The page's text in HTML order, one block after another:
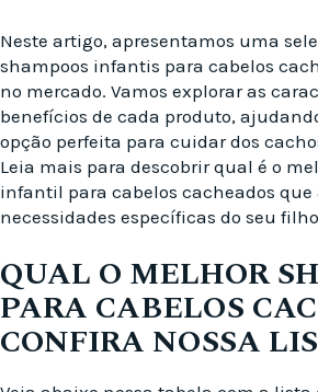
Neste artigo, apresentamos uma
shampoos infantis para cabelos
no mercado. Vamos explorar as
benefícios de cada produto,
opção perfeita para cuidar dos
Leia mais para descobrir qual é o
infantil para cabelos cacheados que
necessidades específicas do seu
QUAL O MELHOR
PARA CABELOS
CONFIRA NOSSA